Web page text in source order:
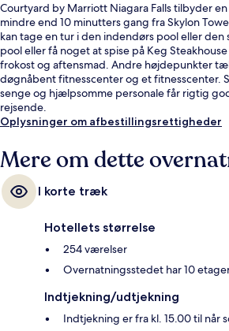
Courtyard by Marriott Niagara Falls tilbyder
mindre end 10 minutters gang fra Skylon
kan tage en tur i den indendørs pool eller
pool eller få noget at spise på Keg
frokost og aftensmad. Andre højdepunkter
døgnåbent fitnesscenter og et fitnesscenter.
senge og hjælpsomme personale får rigtig
rejsende.
Oplysninger om afbestillingsrettigheder
Mere om dette
I korte træk
Hotellets størrelse
254 værelser
Overnatningsstedet har 10
Indtjekning/udtjekning
Indtjekning er fra kl. 15.00 til når